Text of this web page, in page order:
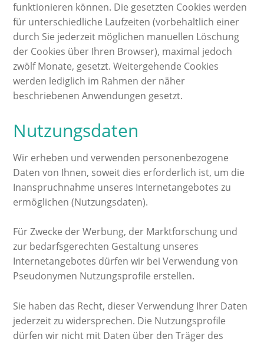
funktionieren können. Die gesetzten Cookies werden
für unterschiedliche Laufzeiten (vorbehaltlich einer
durch Sie jederzeit möglichen manuellen Löschung
der Cookies über Ihren Browser), maximal jedoch
zwölf Monate, gesetzt. Weitergehende Cookies
werden lediglich im Rahmen der näher
beschriebenen Anwendungen gesetzt.
Nutzungsdaten
Wir erheben und verwenden personenbezogene
Daten von Ihnen, soweit dies erforderlich ist, um die
Inanspruchnahme unseres Internetangebotes zu
ermöglichen (Nutzungsdaten).
Für Zwecke der Werbung, der Marktforschung und
zur bedarfsgerechten Gestaltung unseres
Internetangebotes dürfen wir bei Verwendung von
Pseudonymen Nutzungsprofile erstellen.
Sie haben das Recht, dieser Verwendung Ihrer Daten
jederzeit zu widersprechen. Die Nutzungsprofile
dürfen wir nicht mit Daten über den Träger des